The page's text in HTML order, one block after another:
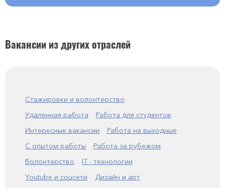
Вакансии из других отраслей
Стажировки и волонтерство
Удаленная работа
Работа для студентов
Интересные вакансии
Работа на выходные
С опытом работы
Работа за рубежом
Волонтерство
IT - технологии
Youtube и соцсети
Дизайн и арт